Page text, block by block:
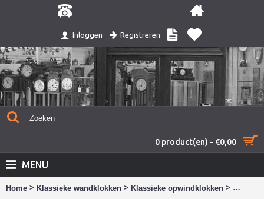
Inloggen Registreren
0 product(en) - €0,00
MENU
Home > Klassieke wandklokken > Klassieke opwindklokken > Hermle